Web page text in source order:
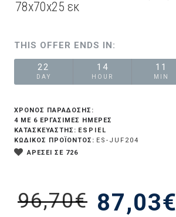
78x70x25 εκ
THIS OFFER ENDS IN:
22
DAY
14
HOUR
11
MIN
87,03€
96,70€
ΧΡΟΝΟΣ ΠΑΡΑΔΟΣΗΣ:
4 ΜΕ 6 ΕΡΓΆΣΙΜΕΣ ΗΜΈΡΕΣ
ΚΑΤΑΣΚΕΥΑΣΤΗΣ: ESPIEL
ΚΩΔΙΚΟΣ ΠΡΟΪΟΝΤΟΣ: ES-JUF204
ΑΡΕΣΕΙ ΣΕ 726